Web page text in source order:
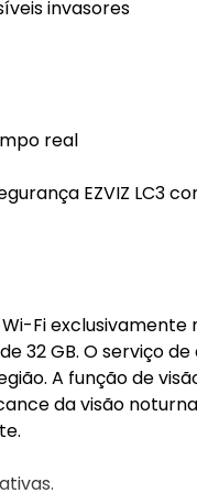
invasores
real
EZVIZ LC3
Wi-Fi
32 GB. O serviço
A função de
da visão